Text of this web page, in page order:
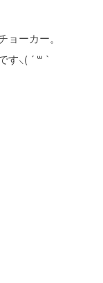
ーカー。
⸜( ´ ꒳ `